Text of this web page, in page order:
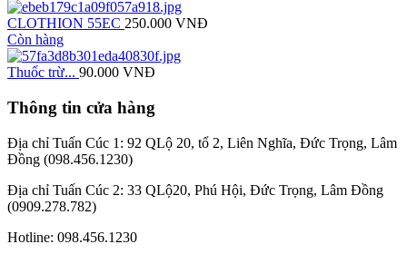
CLOTHION 55EC 250.000 VNĐ
Còn hàng
Thuốc trừ... 90.000 VNĐ
Thông tin cửa hàng
Địa chỉ Tuấn Cúc 1: 92 QLộ 20, tổ 2, Liên Nghĩa, Đức Trọng, Lâm
Đồng (098.456.1230)
Địa chỉ Tuấn Cúc 2: 33 QLộ20, Phú Hội, Đức Trọng, Lâm Đồng
(0909.278.782)
Hotline: 098.456.1230